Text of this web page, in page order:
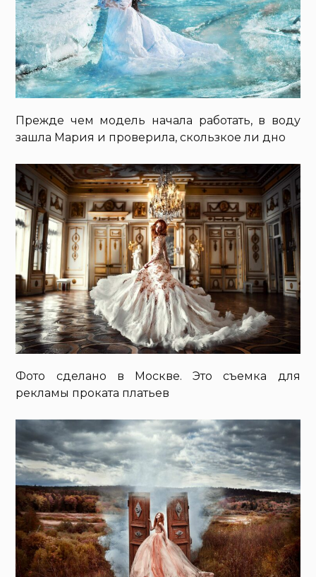
Прежде чем модель начала работать, в воду
зашла Мария и проверила, скользкое ли дно
Фото сделано в Москве. Это съемка для
рекламы проката платьев